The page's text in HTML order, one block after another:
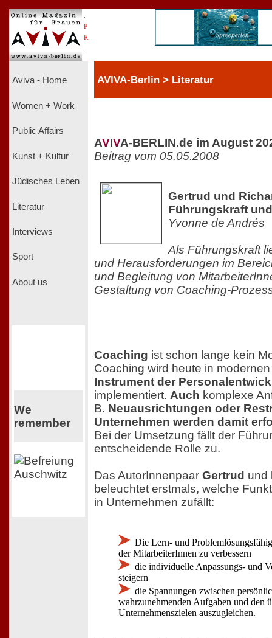
P
R
Aviva - Home
Women + Work
Public Affairs
Kunst + Kultur
Jüdisches Leben
Literatur
Interviews
Sport
About us
We
remember
AVIVA-Berlin > Literatur
AVIVA-BERLIN.de im August
Beitrag vom 05.05.2008
Gertrud und
Führungskraft
Yvonne de Andrés
Als Führungskraft
und Herausforderungen im
und Begleitung von
Gestaltung von Coaching-
Coaching ist schon lange kein
Coaching wird heute in
Instrument der
implementiert. Auch komplexe
B. Neuausrichtungen oder
Unternehmen werden damit
Bei der Umsetzung fällt der
entscheidende Rolle zu.
Das AutorInnenpaar Gertrud und
beleuchtet erstmals, welche
in Unternehmen zufällt:
Die Lern- und
der MitarbeiterInnen zu verbessern
die individuelle Anpassungs- und
steigern
die Spannungen zwischen
wahrzunehmenden Aufgaben und den
Unternehmenszielen auszugleichen.